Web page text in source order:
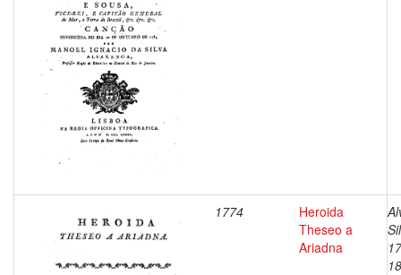
1774
Heroida
Theseo a
Ariadna